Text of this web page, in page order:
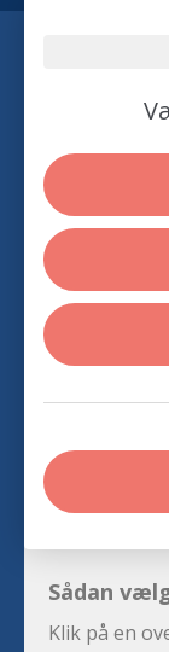
Sådan
Klik på en